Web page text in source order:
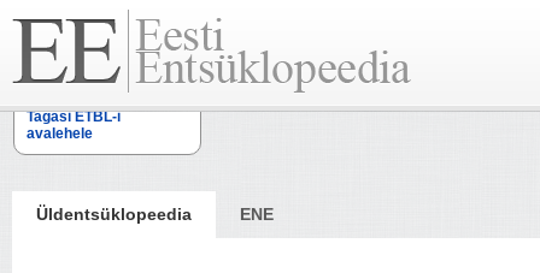
Tagasi ETBL-i
avalehele
Üldentsüklopeedia ENE